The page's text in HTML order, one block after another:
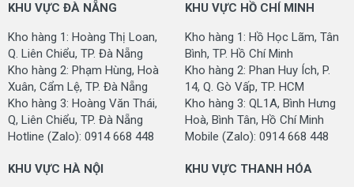
KHU VỰC ĐÀ NẴNG
Kho hàng 1: Hoàng Thị Loan,
Q. Liên Chiểu, TP. Đà Nẵng
Kho hàng 2: Phạm Hùng, Hoà
Xuân, Cẩm Lệ, TP. Đà Nẵng
Kho hàng 3: Hoàng Văn Thái,
Q, Liên Chiểu, TP. Đà Nẵng
Hotline (Zalo): 0914 668 448
KHU VỰC HỒ CHÍ MINH
Kho hàng 1: Hồ Học Lãm, Tân
Bình, TP. Hồ Chí Minh
Kho hàng 2: Phan Huy Ích, P.
14, Q. Gò Vấp, TP. HCM
Kho hàng 3: QL1A, Bình Hưng
Hoà, Bình Tân, Hồ Chí Minh
Mobile (Zalo): 0914 668 448
KHU VỰC HÀ NỘI KHU VỰC THANH HÓA